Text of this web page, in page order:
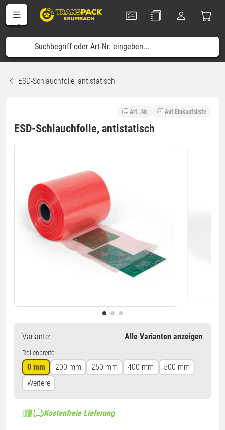
ESD-Schlauchfolie, antistatisch
Art.-Nr. Auf Einkaufsliste
ESD-Schlauchfolie, antistatisch
Variante: Alle Varianten anzeigen
Rollenbreite:
0 mm 200 mm 250 mm 400 mm
500 mm
Weitere
Kostenfreie Lieferung